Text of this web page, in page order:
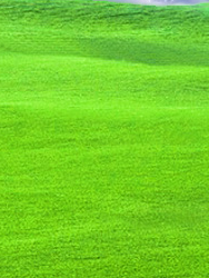
Hogy emlékezetemmel titkon
Amit most újonnan magamba
S további törekvésem célja az
Hogy új erőre kapva ébresszen
Saját belső erőket lelkemben,
S létrejőve adjon át önmagamnak
20. hét
Csak most érzem, hogy saját létem
A kozmikus létezéstől eltávolodva
Magára maradna, önmagát
S ha csak olyan alapokra építene, ami
Akkor voltaképpen meg kellene ölnie